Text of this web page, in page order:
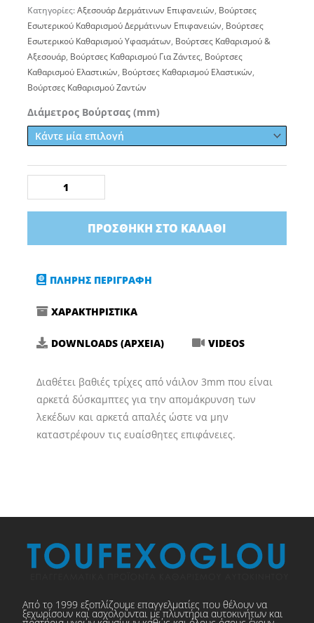
Κατηγορίες:Αξεσουάρ Δερμάτινων Επιφανειών, Βούρτσες
Εσωτερικού Καθαρισμού Δερμάτινων Επιφανειών, Βούρτσες
Εσωτερικού Καθαρισμού Υφασμάτων, Βούρτσες Καθαρισμού &
Αξεσουάρ, Βούρτσες Καθαρισμού Για Ζάντες, Βούρτσες
Καθαρισμού Ελαστικών, Βούρτσες Καθαρισμού Ελαστικών,
Βούρτσες Καθαρισμού Ζαντών
Διάμετρος Βούρτσας (mm)
Βούρτσα
Στρογγυλή
Για
Υφάσματα
Άξονα
Για
ΠΡΟΣΘΉΚΗ ΣΤΟ ΚΑΛΆΘΙ
ΠΛΗΡΗΣ ΠΕΡΙΓΡΑΦΗ
ΧΑΡΑΚΤΗΡΙΣΤΙΚΑ
DOWNLOADS (ΑΡΧΕΙΑ) VIDEOS
Διαθέτει βαθιές τρίχες από νάιλον 3mm που είναι
αρκετά δύσκαμπτες για την απομάκρυνση των
λεκέδων και αρκετά απαλές ώστε να μην
καταστρέφουν τις ευαίσθητες επιφάνειες.
Από το 1999 εξοπλίζουμε επαγγελματίες που θέλουν να
ξεχωρίσουν και ασχολούνται με πλυντήρια αυτοκινήτων και